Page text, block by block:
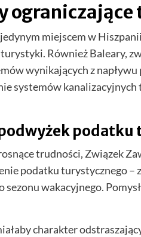
miejscem w
Również Baleary,
wynikających z
systemów
trudności, Związek
podatku turystycznego –
sezonu wakacyjnego.
charakter